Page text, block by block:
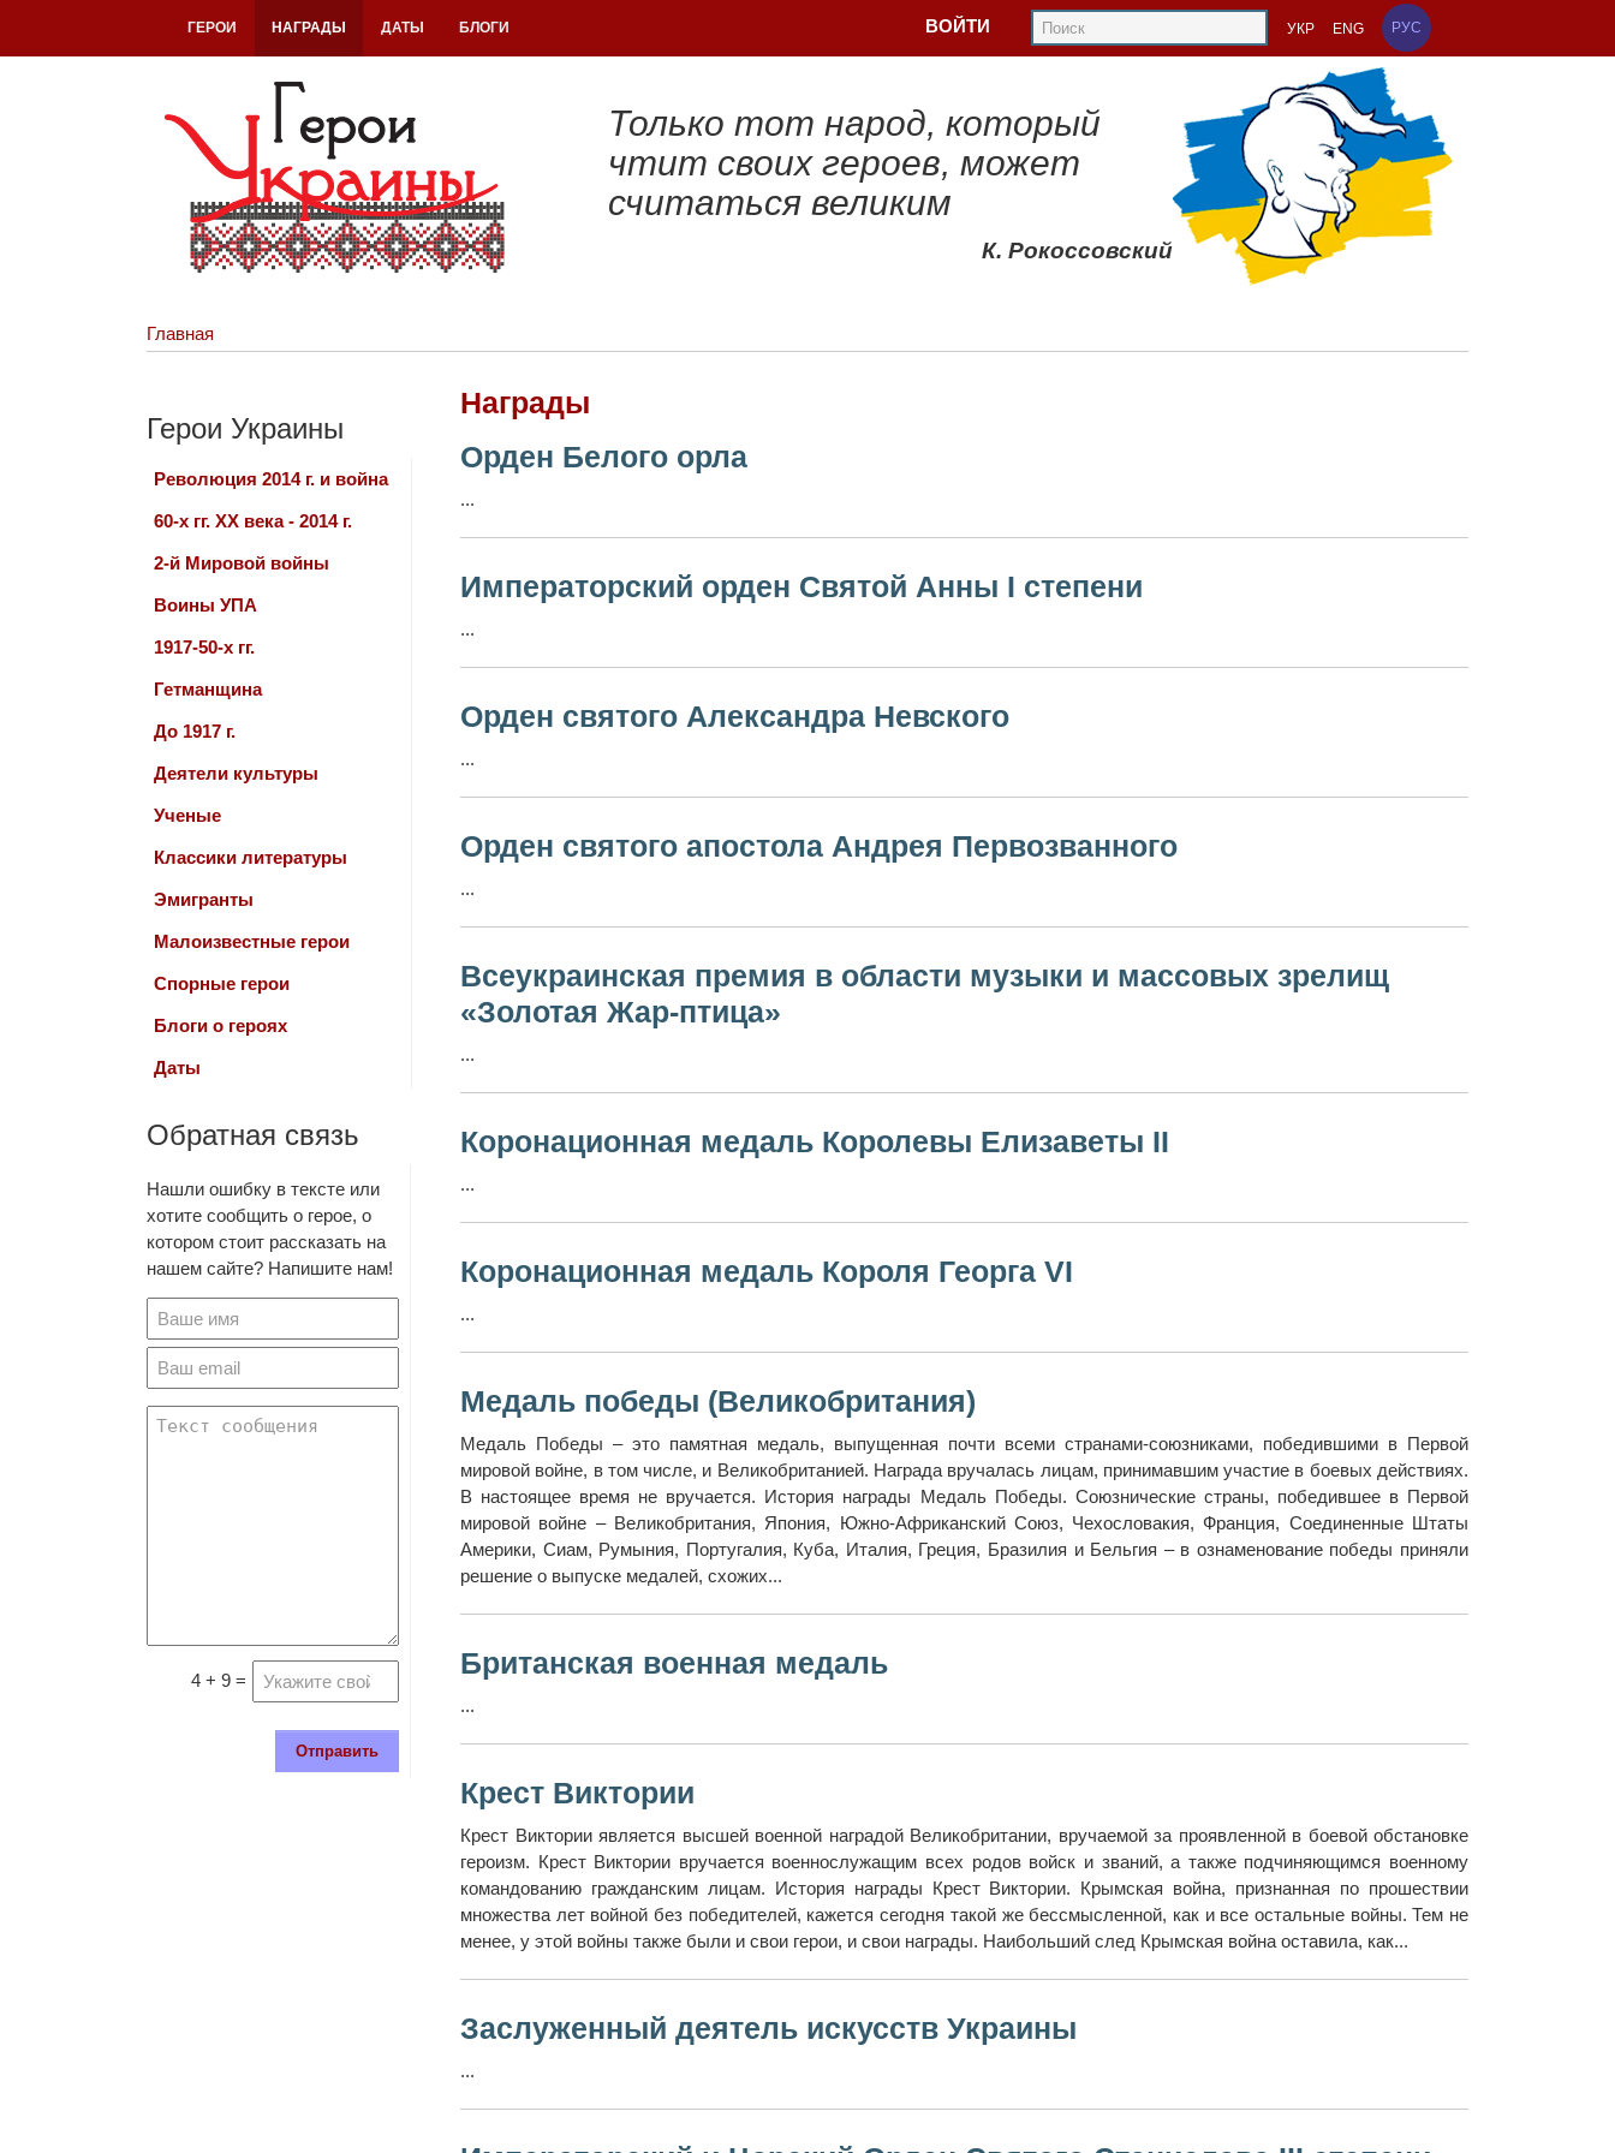
ГЕРОИ НАГРАДЫ ДАТЫ БЛОГИ ВОЙТИ УКР ENG РУС
Только тот народ, который
чтит своих героев, может
считаться великим
К. Рокоссовский
Главная
Награды
Орден Белого орла
...
Императорский орден Святой Анны I степени
...
Орден святого Александра Невского
...
Орден святого апостола Андрея Первозванного
...
Всеукраинская премия в области музыки и массовых зрелищ
«Золотая Жар-птица»
...
Коронационная медаль Королевы Елизаветы II
...
Коронационная медаль Короля Георга VI
...
Медаль победы (Великобритания)
Медаль Победы – это памятная медаль, выпущенная почти всеми странами-союзниками, победившими в Первой
мировой войне, в том числе, и Великобританией. Награда вручалась лицам, принимавшим участие в боевых действиях.
В настоящее время не вручается. История награды Медаль Победы. Союзнические страны, победившее в Первой
мировой войне – Великобритания, Япония, Южно-Африканский Союз, Чехословакия, Франция, Соединенные Штаты
Америки, Сиам, Румыния, Португалия, Куба, Италия, Греция, Бразилия и Бельгия – в ознаменование победы приняли
решение о выпуске медалей, схожих...
Британская военная медаль
...
Крест Виктории
Крест Виктории является высшей военной наградой Великобритании, вручаемой за проявленной в боевой обстановке
героизм. Крест Виктории вручается военнослужащим всех родов войск и званий, а также подчиняющимся военному
командованию гражданским лицам. История награды Крест Виктории. Крымская война, признанная по прошествии
множества лет войной без победителей, кажется сегодня такой же бессмысленной, как и все остальные войны. Тем не
менее, у этой войны также были и свои герои, и свои награды. Наибольший след Крымская война оставила, как...
Заслуженный деятель искусств Украины
...
Герои Украины
Революция 2014 г. и война
60-х гг. ХХ века - 2014 г.
2-й Мировой войны
Воины УПА
1917-50-х гг.
Гетманщина
До 1917 г.
Деятели культуры
Ученые
Классики литературы
Эмигранты
Малоизвестные герои
Спорные герои
Блоги о героях
Даты
Обратная связь
Нашли ошибку в тексте или
хотите сообщить о герое, о
котором стоит рассказать на
нашем сайте? Напишите нам!
4 + 9 =
Отправить